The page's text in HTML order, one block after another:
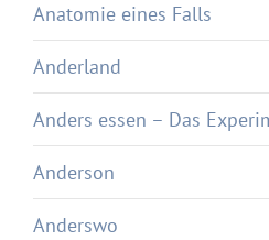
Anatomie eines Falls
Anderland
Anders essen – Das
Anderson
Anderswo